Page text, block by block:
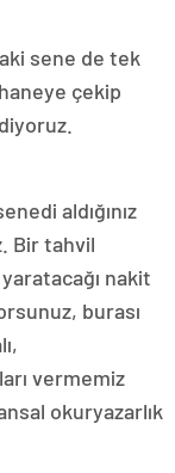
sene de tek
çekip
aldığınız
Bir tahvil
nakit
burası
vermemiz
okuryazarlık